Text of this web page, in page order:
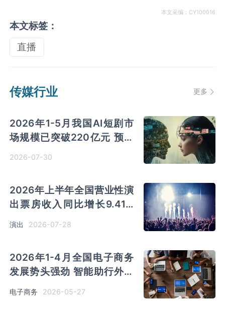
本文采编：CY100016
本文标签：
直播
传媒行业 更多
2026年1-5月我国AI短剧市
场规模已突破220亿元 预测
2026-07-30
2026年上半年全国营业性演
出票房收入同比增长9.41%
演出行业提质升级 产业联动
优势凸显
演出 2026-07-28
2026年1-4月全国电子商务
发展势头强劲 智能助行外骨
骼网上零售额同比大增
785.5%
电子商务 2026-05-27